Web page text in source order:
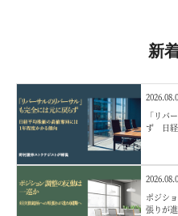
新
「リバ
ず 日経
ポジシ
張りが